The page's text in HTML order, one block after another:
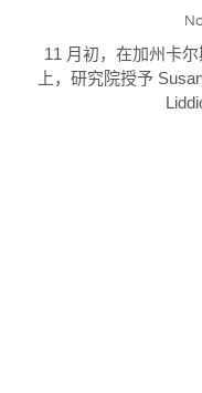
11 月初，在加州卡
上，研究院授予